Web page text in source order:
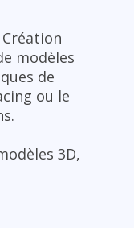
Création
modèles
de
ou le
3D,